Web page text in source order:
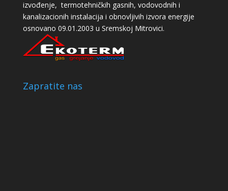
izvođenje, termotehničkih gasnih, vodovodnih i
kanalizacionih instalacija i obnovljivih izvora energije
osnovano 09.01.2003 u Sremskoj Mitrovici.
Zapratite nas